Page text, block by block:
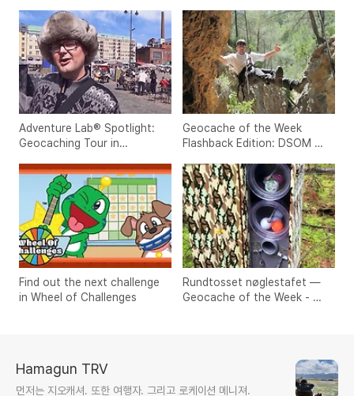
Adventure Lab® Spotlight:
Geocaching Tour in
Geocache of the Week
Flashback Edition: DSOM –
Find out the next challenge
in Wheel of Challenges
Rundtosset nøglestafet —
Geocache of the Week - 덴
Hamagun TRV
먼저는 지오캐셔. 또한 여행자. 그리고 로케이션 메니져.